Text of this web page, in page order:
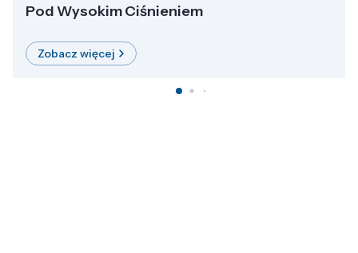
Pod Wysokim Ciśnieniem
Zobacz więcej